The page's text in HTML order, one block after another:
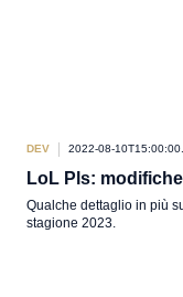
DEV 2022-08-
LoL Pls:
Qualche dettaglio in più
stagione 2023.